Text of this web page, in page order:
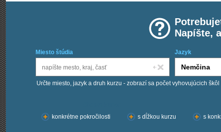
Napíšte,
Miesto štúdia Jazyk
Určte miesto, jazyk a druh kurzu - zobrazí sa počet vyhovujúcich škôl
konkrétne pokročilosti
s dĺžkou kurzu s